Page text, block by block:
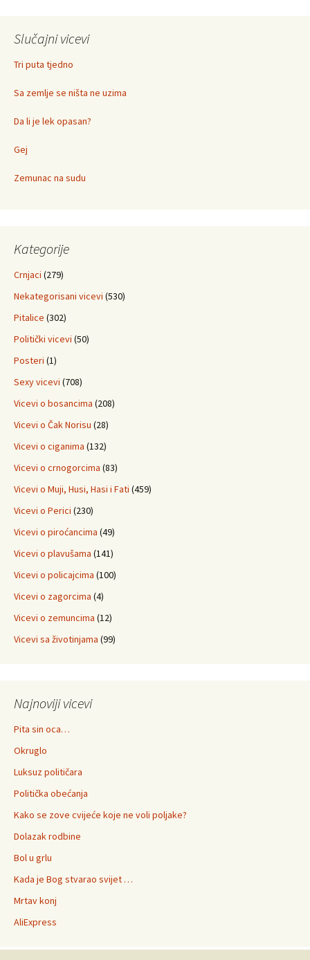
Slučajni vicevi
Tri puta tjedno
Sa zemlje se ništa ne uzima
Da li je lek opasan?
Gej
Zemunac na sudu
Kategorije
Crnjaci (279)
Nekategorisani vicevi (530)
Pitalice (302)
Politički vicevi (50)
Posteri (1)
Sexy vicevi (708)
Vicevi o bosancima (208)
Vicevi o Čak Norisu (28)
Vicevi o ciganima (132)
Vicevi o crnogorcima (83)
Vicevi o Muji, Husi, Hasi i Fati (459)
Vicevi o Perici (230)
Vicevi o piroćancima (49)
Vicevi o plavušama (141)
Vicevi o policajcima (100)
Vicevi o zagorcima (4)
Vicevi o zemuncima (12)
Vicevi sa životinjama (99)
Najnoviji vicevi
Pita sin oca…
Okruglo
Luksuz političara
Politička obećanja
Kako se zove cvijeće koje ne voli poljake?
Dolazak rodbine
Bol u grlu
Kada je Bog stvarao svijet …
Mrtav konj
AliExpress